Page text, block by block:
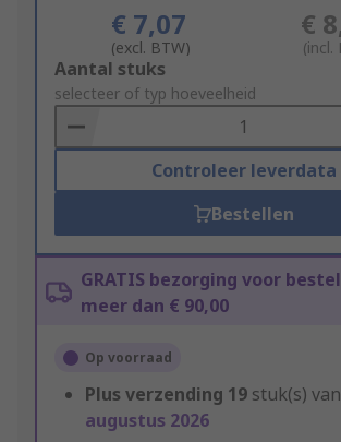
€ 7,07
(excl. BTW)
€
(incl.
Add
to
Basket
Aantal stuks
selecteer of typ hoeveelheid
Controleer leverdata
Bestellen
GRATIS bezorging voor
meer dan € 90,00
Op voorraad
Plus verzending 19 stuk(s)
augustus 2026